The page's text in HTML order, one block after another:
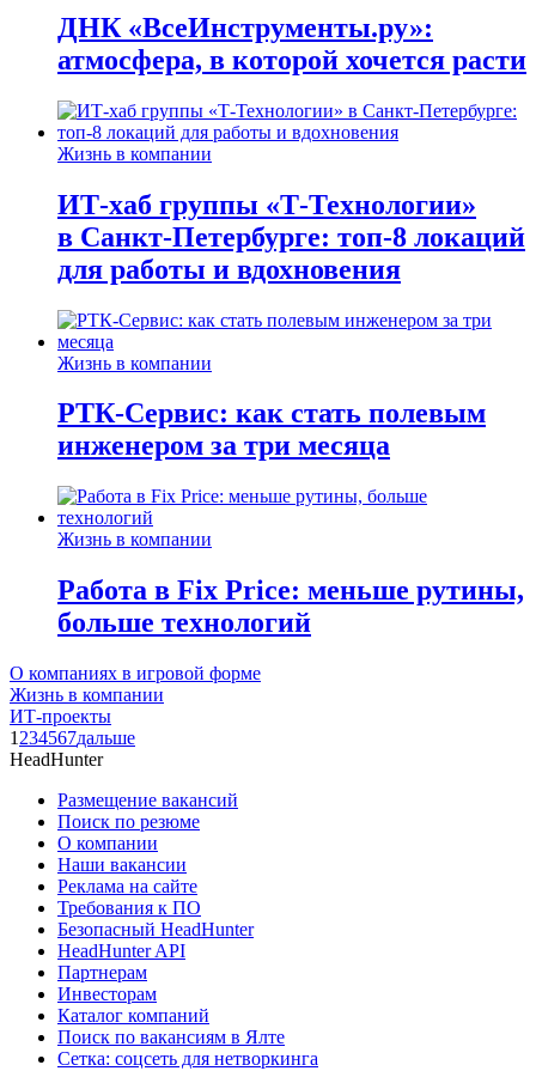
ДНК «ВсеИнструменты.ру»:
атмосфера, в которой хочется расти
Жизнь в компании
ИТ-хаб группы «Т-Технологии»
в Санкт-Петербурге: топ-8 локаций
для работы и вдохновения
Жизнь в компании
РТК-Сервис: как стать полевым
инженером за три месяца
Жизнь в компании
Работа в Fix Price: меньше рутины,
больше технологий
О компаниях в игровой форме
Жизнь в компании
ИТ-проекты
1 234567дальше
HeadHunter
Размещение вакансий
Поиск по резюме
О компании
Наши вакансии
Реклама на сайте
Требования к ПО
Безопасный HeadHunter
HeadHunter API
Партнерам
Инвесторам
Каталог компаний
Поиск по вакансиям в Ялте
Сетка: соцсеть для нетворкинга